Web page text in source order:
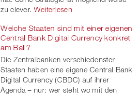
zu clever. Weiterlesen
Welche Staaten sind mit einer eigenen
Central Bank Digital Currency konkret
am Ball?
Die Zentralbanken verschiedenster
Staaten haben eine eigene Central Bank
Digital Currency (CBDC) auf ihrer
Agenda – nur: wer steht wo mit den